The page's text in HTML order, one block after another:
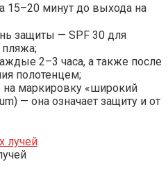
15–20 минут до выхода на
защиты — SPF 30 для
пляжа;
2–3 часа, а также после
полотенцем;
маркировку «широкий
— она означает защиту и от